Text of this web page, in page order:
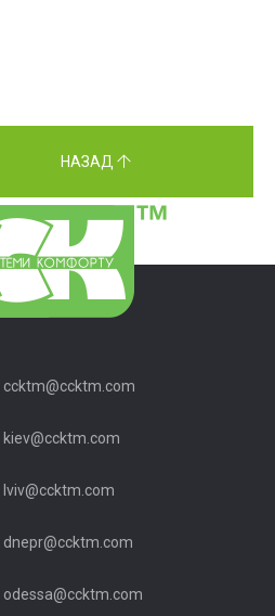
НАЗАД
ccktm@ccktm.com
kiev@ccktm.com
lviv@ccktm.com
dnepr@ccktm.com
odessa@ccktm.com